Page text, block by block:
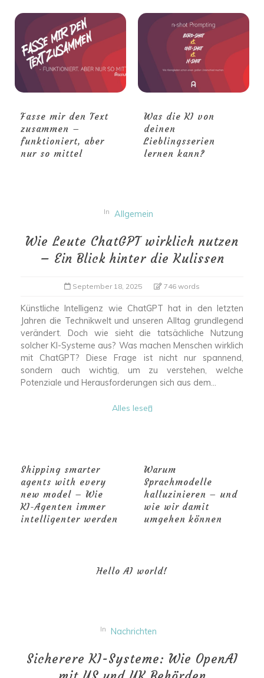
Fasse mir den Text
zusammen –
funktioniert, aber
nur so mittel
Was die KI von
deinen
Lieblingsserien
lernen kann?
In Allgemein
Wie Leute ChatGPT wirklich nutzen
– Ein Blick hinter die Kulissen
September 18, 2025 746 words
Künstliche Intelligenz wie ChatGPT hat in den letzten
Jahren die Technikwelt und unseren Alltag grundlegend
verändert. Doch wie sieht die tatsächliche Nutzung
solcher KI-Systeme aus? Was machen Menschen wirklich
mit ChatGPT? Diese Frage ist nicht nur spannend,
sondern auch wichtig, um zu verstehen, welche
Potenziale und Herausforderungen sich aus dem...
Alles lesen
Shipping smarter
agents with every
new model – Wie
KI-Agenten immer
intelligenter werden
Warum
Sprachmodelle
halluzinieren – und
wie wir damit
umgehen können
Hello AI world!
In Nachrichten
Sicherere KI-Systeme: Wie OpenAI